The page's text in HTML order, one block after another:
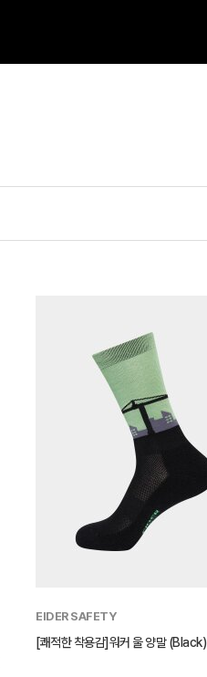
EIDER SAFETY
[쾌적한 착용감]워커 울 양말 (Black)